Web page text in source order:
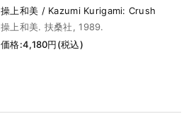
操上和美 / Kazumi Kurigami: Crush
操上和美. 扶桑社, 1989.
価格:4,180円(税込)